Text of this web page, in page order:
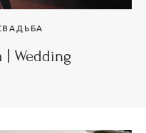
Wedding